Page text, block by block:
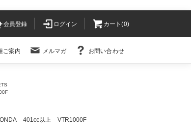
会員登録 ログイン カート(0)
ご案内 メルマガ お問い合わせ
401cc以上 VTR1000F